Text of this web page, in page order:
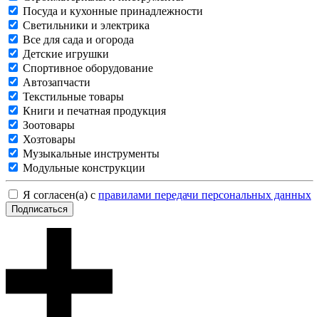
Посуда и кухонные принадлежности
Светильники и электрика
Все для сада и огорода
Детские игрушки
Спортивное оборудование
Автозапчасти
Текстильные товары
Книги и печатная продукция
Зоотовары
Хозтовары
Музыкальные инструменты
Модульные конструкции
Я согласен(а) с правилами передачи персональных данных
Подписаться